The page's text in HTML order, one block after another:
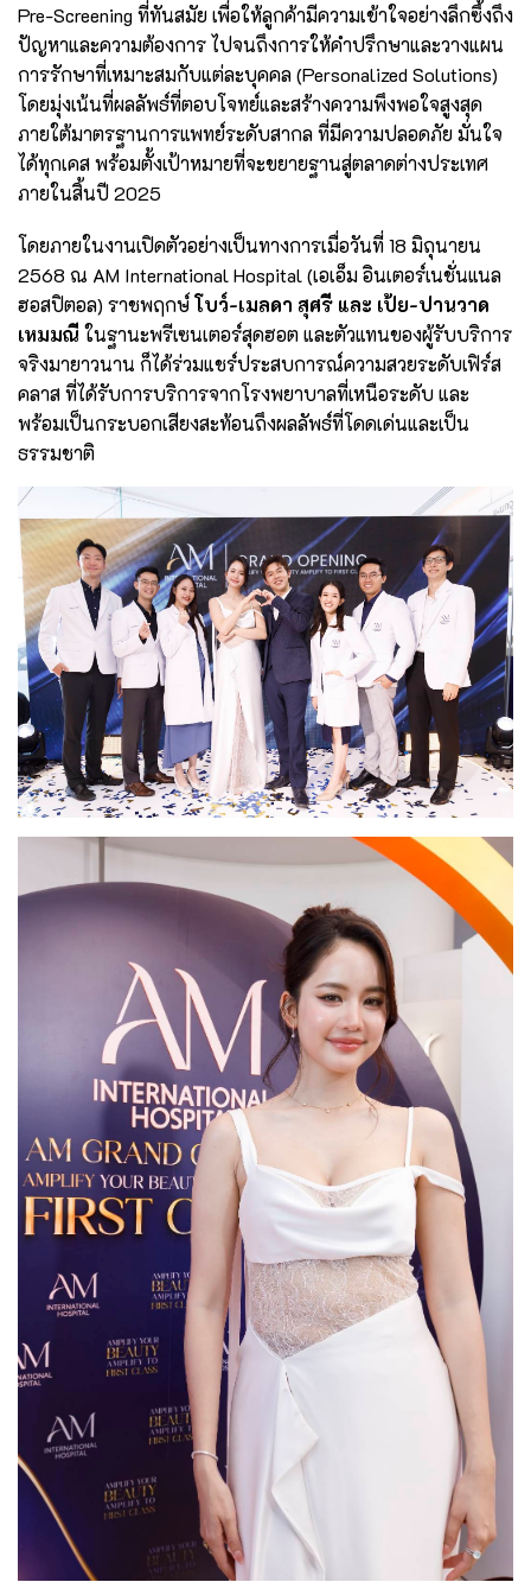
Pre-Screening ที่ทันสมัย เพื่อให้ลูกค้ามีความเข้าใจอย่างลึกซึ้งถึง
ปัญหาและความต้องการ ไปจนถึงการให้คำปรึกษาและวางแผน
การรักษาที่เหมาะสมกับแต่ละบุคคล (Personalized Solutions)
โดยมุ่งเน้นที่ผลลัพธ์ที่ตอบโจทย์และสร้างความพึงพอใจสูงสุด
ภายใต้มาตรฐานการแพทย์ระดับสากล ที่มีความปลอดภัย มั่นใจ
ได้ทุกเคส พร้อมตั้งเป้าหมายที่จะขยายฐานสู่ตลาดต่างประเทศ
ภายในสิ้นปี 2025
โดยภายในงานเปิดตัวอย่างเป็นทางการเมื่อวันที่ 18 มิถุนายน
2568 ณ AM International Hospital (เอเอ็ม อินเตอร์เนชั่นแนล
ฮอสปิตอล) ราชพฤกษ์โบว์-เมลดา สุศรี และ เป้ย-ปานวาด
เหมมณี ในฐานะพรีเซนเตอร์สุดฮอต และตัวแทนของผู้รับบริการ
จริงมายาวนาน ก็ได้ร่วมแชร์ประสบการณ์ความสวยระดับเฟิร์ส
คลาส ที่ได้รับการบริการจากโรงพยาบาลที่เหนือระดับ และ
พร้อมเป็นกระบอกเสียงสะท้อนถึงผลลัพธ์ที่โดดเด่นและเป็น
ธรรมชาติ